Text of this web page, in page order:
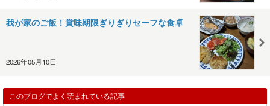
我が家のご飯！賞味期限ぎりぎりセーフな食卓
2026年05月10日
このブログでよく読まれている記事